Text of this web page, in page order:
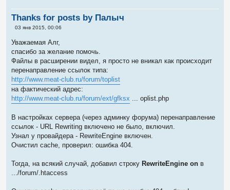
Thanks for posts by Палыч
С
о
б
щ
е
н
и
е
03 янв 2015, 00:06
Уважаемая Алг,
спасибо за желание помочь.
Файлы в расширении видел, я просто не вникал как происходит
перенаправление ссылок типа:
http://www.meat-club.ru/forum/toplist
на фактический адрес:
http://www.meat-club.ru/forum/ext/gfksx ... oplist.php
В настройках сервера (через админку форума) перенаправление
ссылок - URL Rewriting включено не было, включил.
Узнал у провайдера - RewriteEngine включен.
Очистил cache, проверил: ошибка 404.
Тогда, на всякий случай, добавил строку RewriteEngine on в
.../forum/.htaccess